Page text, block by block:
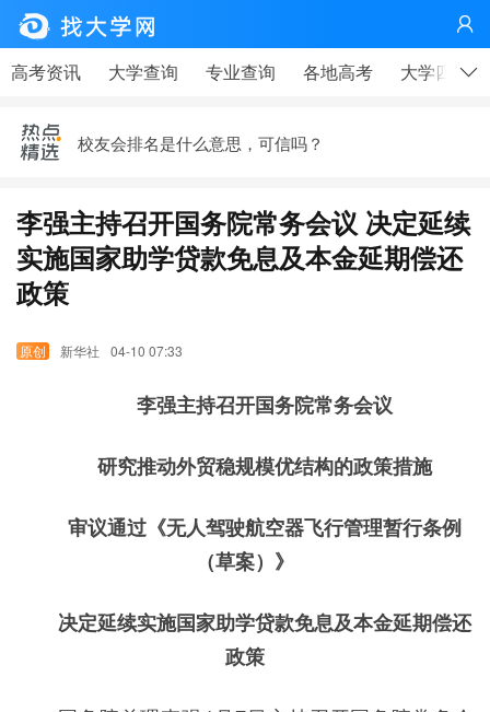

高考资讯 大学查询 专业查询 各地高考 大学四年
高考、大学，有那么重要吗？——高考天问|钟山说事
校友会排名是什么意思，可信吗？
马云写给在工厂上班的同学——大学生更应该看
李强主持召开国务院常务会议 决定延续
实施国家助学贷款免息及本金延期偿还
政策
新华社 04-10 07:33
李强主持召开国务院常务会议
研究推动外贸稳规模优结构的政策措施
审议通过《无人驾驶航空器飞行管理暂行条例
（草案）》
决定延续实施国家助学贷款免息及本金延期偿还
政策